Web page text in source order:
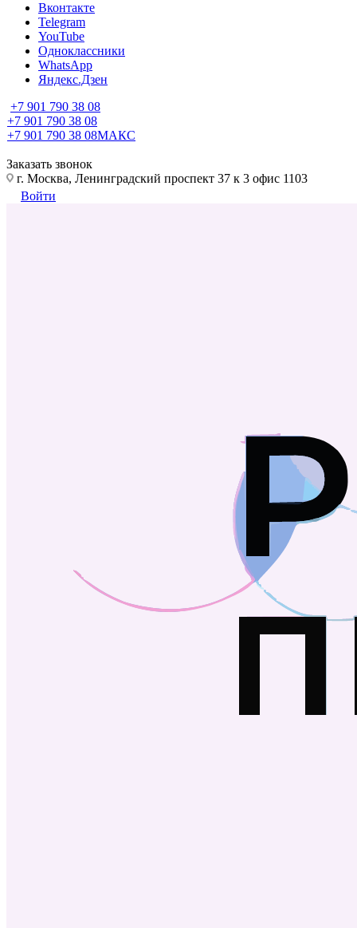
Вконтакте
Telegram
YouTube
Одноклассники
WhatsApp
Яндекс.Дзен
+7 901 790 38 08
+7 901 790 38 08
+7 901 790 38 08МАКС
Заказать звонок
г. Москва, Ленинградский проспект 37 к 3 офис 1103
Войти